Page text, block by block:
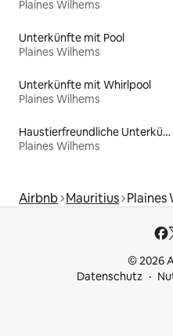
Plaines Wilhems
Unterkünfte mit Pool
Plaines Wilhems
Unterkünfte mit Whirlpool
Plaines Wilhems
Haustierfreundliche Unterkünfte
Plaines Wilhems
Airbnb Mauritius Plaines
© 2026
Datenschutz